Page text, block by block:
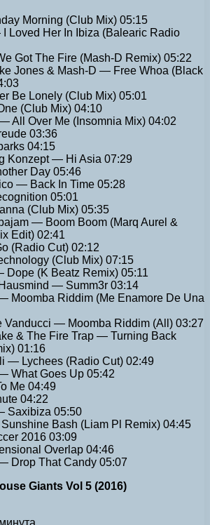
Morning (Club Mix) 05:15
Loved Her In Ibiza (Balearic Radio
Got The Fire (Mash-D Remix) 05:22
Jones & Mash-D — Free Whoa (Black
Be Lonely (Club Mix) 05:01
(Club Mix) 04:10
All Over Me (Insomnia Mix) 04:02
03:36
04:15
Konzept — Hi Asia 07:29
Day 05:46
— Back In Time 05:28
05:01
(Club Mix) 05:35
— Boom Boom (Marq Aurel &
Edit) 02:41
(Radio Cut) 02:12
(Club Mix) 07:15
Dope (K Beatz Remix) 05:11
— Summ3r 03:14
Moomba Riddim (Me Enamore De Una
Vanducci — Moomba Riddim (All) 03:27
& The Fire Trap — Turning Back
01:16
— Lychees (Radio Cut) 02:49
What Goes Up 05:42
Me 04:49
04:22
Saxibiza 05:50
Bash (Liam Pl Remix) 04:45
2016 03:09
Overlap 04:46
Drop That Candy 05:07
Giants Vol 5 (2016)